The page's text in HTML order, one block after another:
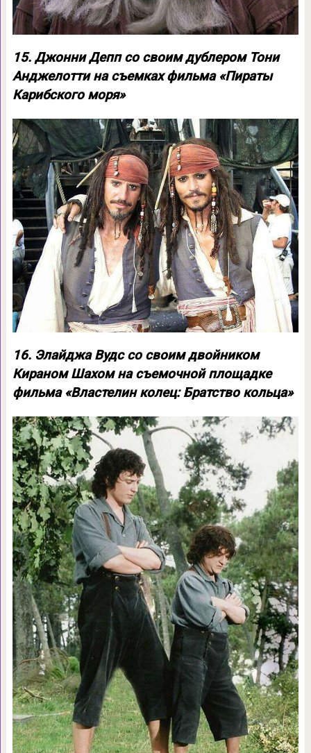
15. Джонни Депп со своим дублером Тони
Анджелотти на съемках фильма «Пираты
Карибского моря»
16. Элайджа Вудс со своим двойником
Кираном Шахом на съемочной площадке
фильма «Властелин колец: Братство кольца»